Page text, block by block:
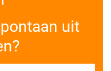
uit